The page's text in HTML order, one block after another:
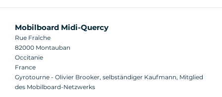
Mobilboard Midi-Quercy
Rue Fraîche
82000 Montauban
Occitanie
France
Gyrotourne - Olivier Brooker, selbständiger Kaufmann, Mitglied
des Mobilboard-Netzwerks